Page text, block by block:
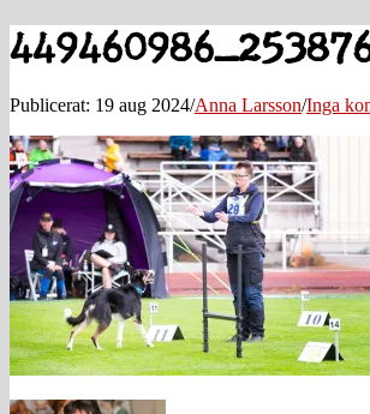
Publicerat: 19 aug 2024/Anna Larsson/Inga